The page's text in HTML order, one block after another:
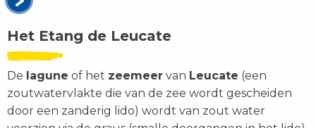
Het Etang de Leucate
De lagune of het zeemeer van Leucate (een
zoutwatervlakte die van de zee wordt gescheiden
door een zanderig lido) wordt van zout water